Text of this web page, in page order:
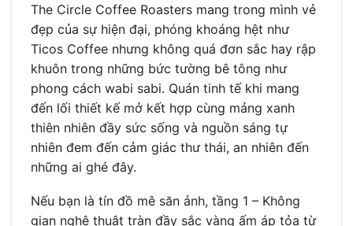
The Circle Coffee Roasters mang trong mình vẻ
đẹp của sự hiện đại, phóng khoáng hệt như
Ticos Coffee nhưng không quá đơn sắc hay rập
khuôn trong những bức tường bê tông như
phong cách wabi sabi. Quán tinh tế khi mang
đến lối thiết kế mở kết hợp cùng mảng xanh
thiên nhiên đầy sức sống và nguồn sáng tự
nhiên đem đến cảm giác thư thái, an nhiên đến
những ai ghé đây.
Nếu bạn là tín đồ mê săn ảnh, tầng 1 – Không
gian nghệ thuật tràn đầy sắc vàng ấm áp tỏa từ